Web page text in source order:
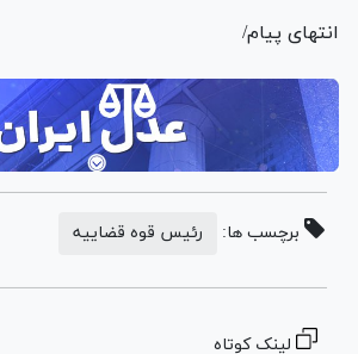
انتهای پیام/
برچسب ها: رئیس قوه قضاییه
لینک کوتاه